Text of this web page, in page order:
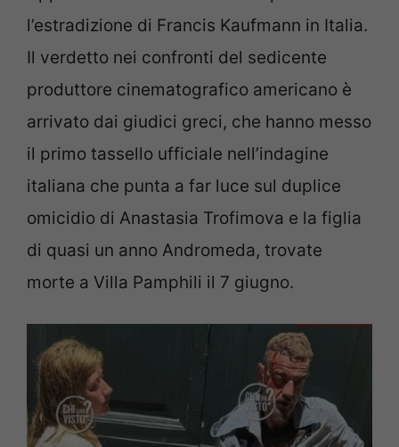
l’estradizione di Francis Kaufmann in Italia.
Il verdetto nei confronti del sedicente
produttore cinematografico americano è
arrivato dai giudici greci, che hanno messo
il primo tassello ufficiale nell’indagine
italiana che punta a far luce sul duplice
omicidio di Anastasia Trofimova e la figlia
di quasi un anno Andromeda, trovate
morte a Villa Pamphili il 7 giugno.